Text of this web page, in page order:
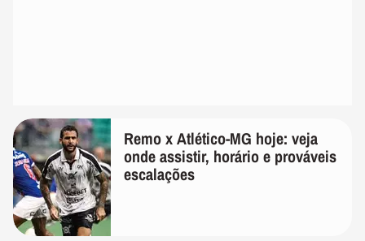
Remo x Atlético-MG hoje: veja
onde assistir, horário e prováveis
escalações